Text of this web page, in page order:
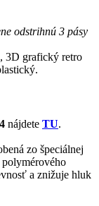
odstrihnú 3 pásy
3D grafický retro
nájdete TU.
zo špeciálnej
a znižuje hluk